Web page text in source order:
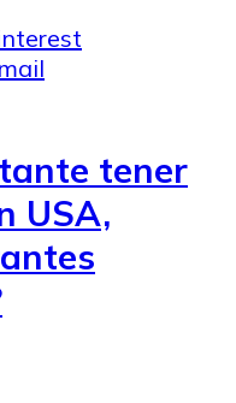
tener
USA,